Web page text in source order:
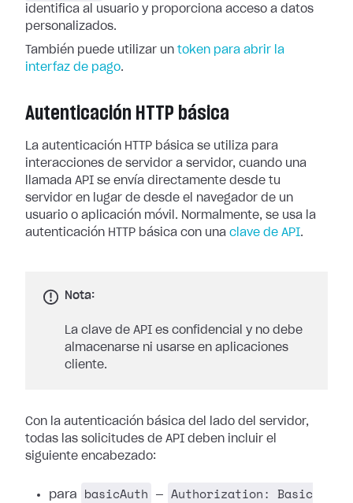
identifica al usuario y proporciona acceso a datos
personalizados.
También puede utilizar un token para abrir la
interfaz de pago.
Autenticación HTTP básica
La autenticación HTTP básica se utiliza para
interacciones de servidor a servidor, cuando una
llamada API se envía directamente desde tu
servidor en lugar de desde el navegador de un
usuario o aplicación móvil. Normalmente, se usa la
autenticación HTTP básica con una clave de API.
Nota:
La clave de API es confidencial y no debe
almacenarse ni usarse en aplicaciones
cliente.
Con la autenticación básica del lado del servidor,
todas las solicitudes de API deben incluir el
siguiente encabezado:
para basicAuth —
Authorization: Basic